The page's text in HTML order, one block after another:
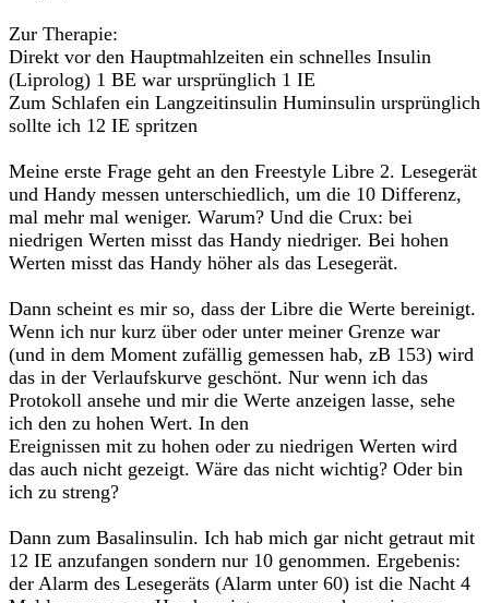
Zur Therapie:
Direkt vor den Hauptmahlzeiten ein schnelles Insulin
(Liprolog) 1 BE war ursprünglich 1 IE
Zum Schlafen ein Langzeitinsulin Huminsulin ursprünglich
sollte ich 12 IE spritzen
Meine erste Frage geht an den Freestyle Libre 2. Lesegerät
und Handy messen unterschiedlich, um die 10 Differenz,
mal mehr mal weniger. Warum? Und die Crux: bei
niedrigen Werten misst das Handy niedriger. Bei hohen
Werten misst das Handy höher als das Lesegerät.
Dann scheint es mir so, dass der Libre die Werte bereinigt.
Wenn ich nur kurz über oder unter meiner Grenze war
(und in dem Moment zufällig gemessen hab, zB 153) wird
das in der Verlaufskurve geschönt. Nur wenn ich das
Protokoll ansehe und mir die Werte anzeigen lasse, sehe
ich den zu hohen Wert. In den
Ereignissen mit zu hohen oder zu niedrigen Werten wird
das auch nicht gezeigt. Wäre das nicht wichtig? Oder bin
ich zu streng?
Dann zum Basalinsulin. Ich hab mich gar nicht getraut mit
12 IE anzufangen sondern nur 10 genommen. Ergebenis:
der Alarm des Lesegeräts (Alarm unter 60) ist die Nacht 4